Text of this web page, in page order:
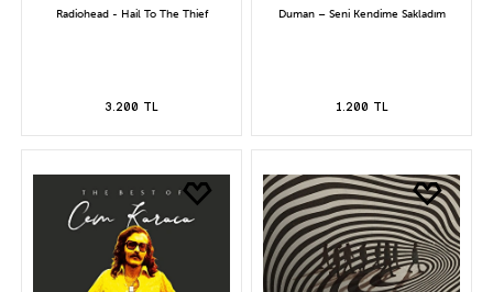
Radiohead - Hail To The Thief
3.200 TL
Duman – Seni Kendime Sakladım
1.200 TL